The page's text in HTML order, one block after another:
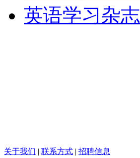
英语学习杂志
关于我们 | 联系方式 | 招聘信息